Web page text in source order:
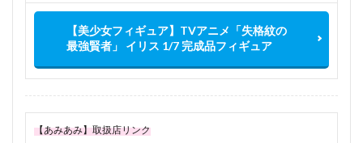
【美少女フィギュア】TVアニメ「失格紋の
最強賢者」 イリス 1/7 完成品フィギュア
【あみあみ】取扱店リンク